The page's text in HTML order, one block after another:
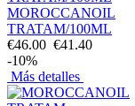
MOROCCANOIL
TRATAM/100ML
€46.00 €41.40
-10%
Más detalles